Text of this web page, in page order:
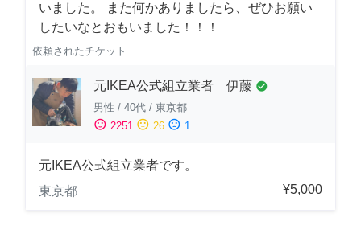
いました。 また何かありましたら、ぜひお願い
したいなとおもいました！！！
依頼されたチケット
元IKEA公式組立業者 伊藤 check_circle
男性 / 40代 / 東京都
sentiment_satisfied 2251 sentiment_neutral 26 sentiment_dissatisfied 1
元IKEA公式組立業者です。
東京都
¥5,000